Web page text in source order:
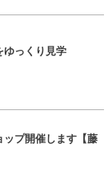
ゆっくり見学
ップ開催します【藤